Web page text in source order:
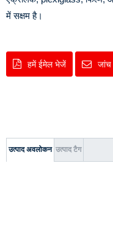
में सक्षम है।
हमें ईमेल भेजें
उत्पाद अवलोकन उत्पाद टैग